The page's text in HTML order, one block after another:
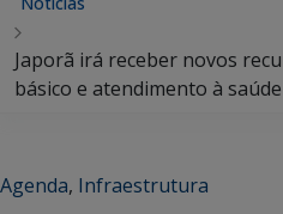
Japorã irá receber novos
básico e atendimento à saúde
Agenda, Infraestrutura